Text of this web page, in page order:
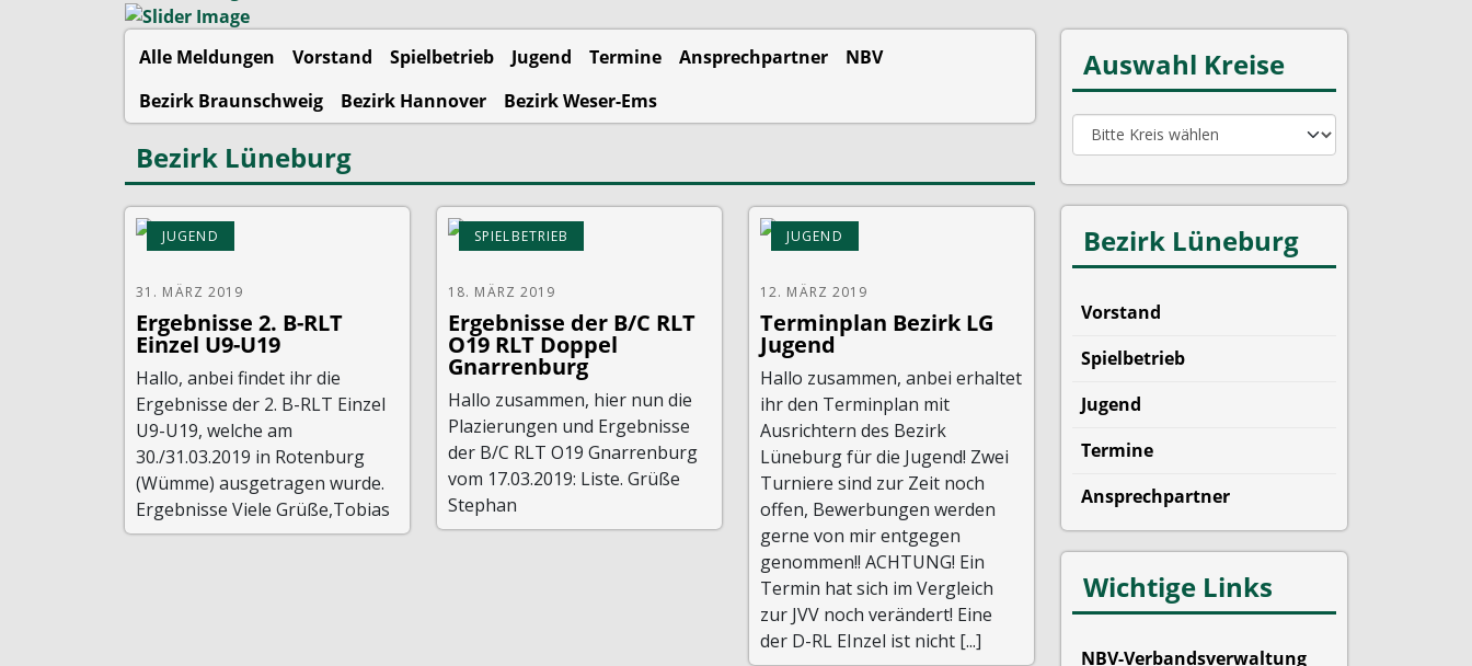
Alle Meldungen Vorstand Spielbetrieb Jugend Termine Ansprechpartner
NBV
Bezirk Braunschweig
Bezirk Hannover Bezirk Weser-Ems
Bezirk Lüneburg
JUGEND
31. MÄRZ 2019
Ergebnisse 2. B-RLT
Einzel U9-U19
Hallo, anbei findet ihr die
Ergebnisse der 2. B-RLT Einzel
U9-U19, welche am
30./31.03.2019 in Rotenburg
(Wümme) ausgetragen wurde.
Ergebnisse Viele Grüße,Tobias
SPIELBETRIEB
18. MÄRZ 2019
Ergebnisse der B/C RLT
O19 RLT Doppel
Gnarrenburg
Hallo zusammen, hier nun die
Plazierungen und Ergebnisse
der B/C RLT O19 Gnarrenburg
vom 17.03.2019: Liste. Grüße
Stephan
JUGEND
12. MÄRZ 2019
Terminplan Bezirk LG
Jugend
Hallo zusammen, anbei erhaltet
ihr den Terminplan mit
Ausrichtern des Bezirk
Lüneburg für die Jugend! Zwei
Turniere sind zur Zeit noch
offen, Bewerbungen werden
gerne von mir entgegen
genommen!! ACHTUNG! Ein
Termin hat sich im Vergleich
zur JVV noch verändert! Eine
der D-RL EInzel ist nicht [...]
Auswahl Kreise
Bezirk Lüneburg
Vorstand
Spielbetrieb
Jugend
Termine
Ansprechpartner
Wichtige Links
NBV-Verbandsverwaltung